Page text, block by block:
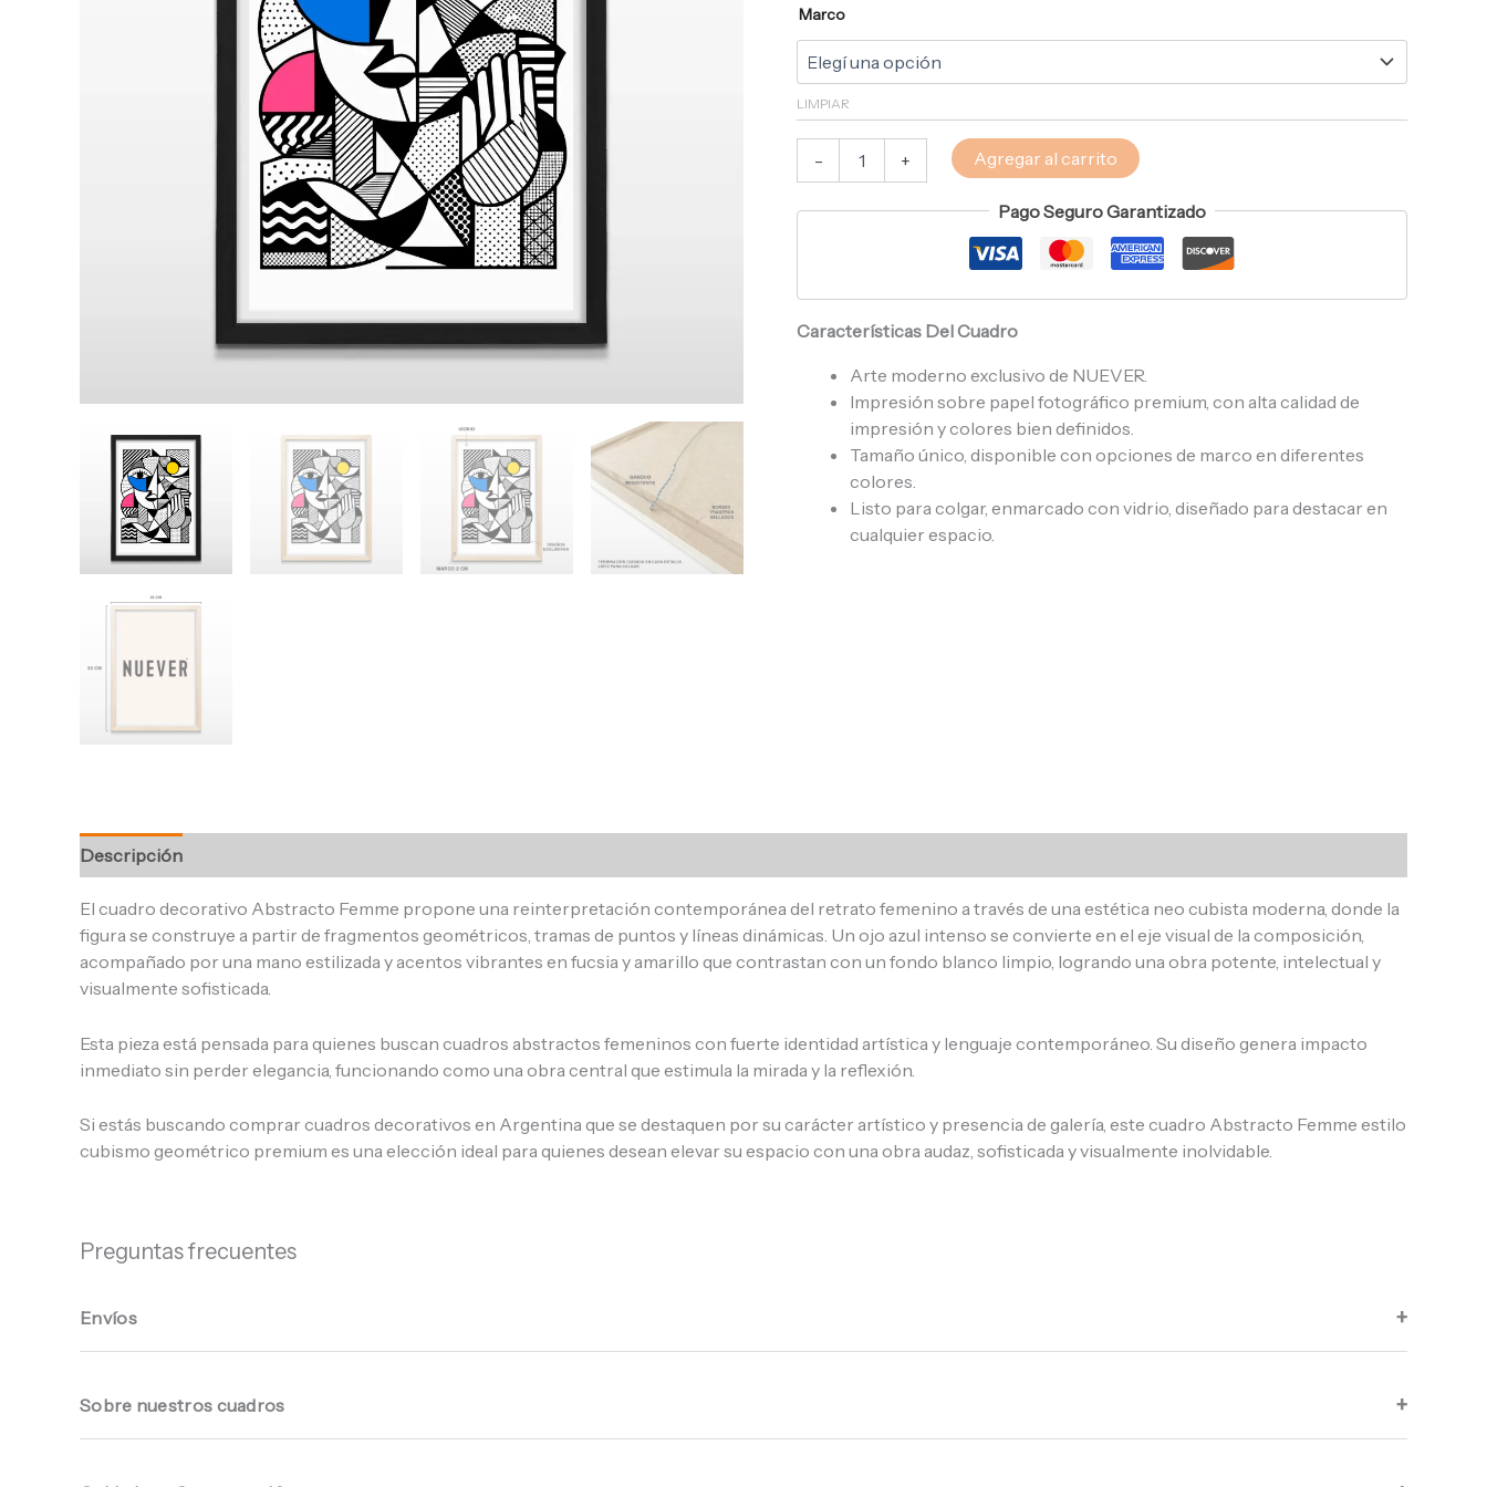
Marco
LIMPIAR
- + Agregar al carrito
Pago Seguro Garantizado
Características Del Cuadro
Arte moderno exclusivo de NUEVER.
Impresión sobre papel fotográfico premium, con alta calidad de
impresión y colores bien definidos.
Tamaño único, disponible con opciones de marco en diferentes
colores.
Listo para colgar, enmarcado con vidrio, diseñado para destacar en
cualquier espacio.
Descripción
El cuadro decorativo Abstracto Femme propone una reinterpretación contemporánea del retrato femenino a través de una estética neo cubista moderna, donde la
figura se construye a partir de fragmentos geométricos, tramas de puntos y líneas dinámicas. Un ojo azul intenso se convierte en el eje visual de la composición,
acompañado por una mano estilizada y acentos vibrantes en fucsia y amarillo que contrastan con un fondo blanco limpio, logrando una obra potente, intelectual y
visualmente sofisticada.
Esta pieza está pensada para quienes buscan cuadros abstractos femeninos con fuerte identidad artística y lenguaje contemporáneo. Su diseño genera impacto
inmediato sin perder elegancia, funcionando como una obra central que estimula la mirada y la reflexión.
Si estás buscando comprar cuadros decorativos en Argentina que se destaquen por su carácter artístico y presencia de galería, este cuadro Abstracto Femme estilo
cubismo geométrico premium es una elección ideal para quienes desean elevar su espacio con una obra audaz, sofisticada y visualmente inolvidable.
Preguntas frecuentes
Envíos
Sobre nuestros cuadros